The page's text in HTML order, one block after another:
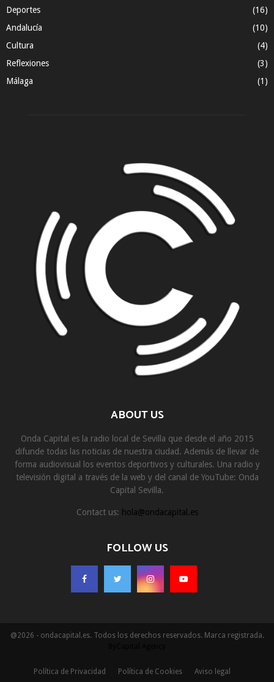
Deportes
(16)
Andalucía
(10)
Cultura
(4)
Reflexiones
(3)
Málaga
(1)
ABOUT US
Onda Capital es la radio local de Sevilla que desde el año 2015
difunde todas las noticias de nuestra ciudad. Además de llevar de
forma audiovisual los eventos deportivos y culturales. Una radio y
televisión digital a través de la web y del canal de YouTube: Onda
Capital Sevilla.
Contact us: hola@ondacapital.es
FOLLOW US
@2026 - ondacapital.es. Todos los derechos reservados. Marca registrada.
Política de Privacidad Política de Cookies Aviso legal